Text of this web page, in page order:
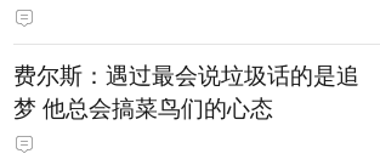
费尔斯：遇过最会说垃圾话的是追
梦 他总会搞菜鸟们的心态